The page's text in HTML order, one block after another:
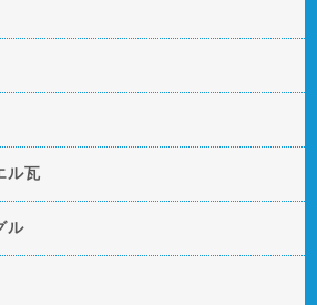
ル瓦
ル